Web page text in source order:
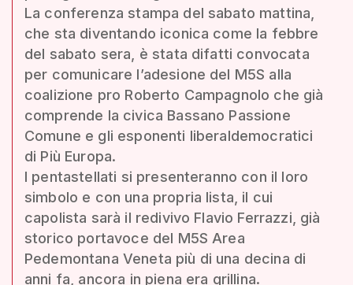
La conferenza stampa del sabato mattina,
che sta diventando iconica come la febbre
del sabato sera, è stata difatti convocata
per comunicare l’adesione del M5S alla
coalizione pro Roberto Campagnolo che già
comprende la civica Bassano Passione
Comune e gli esponenti liberaldemocratici
di Più Europa.
I pentastellati si presenteranno con il loro
simbolo e con una propria lista, il cui
capolista sarà il redivivo Flavio Ferrazzi, già
storico portavoce del M5S Area
Pedemontana Veneta più di una decina di
anni fa, ancora in piena era grillina.